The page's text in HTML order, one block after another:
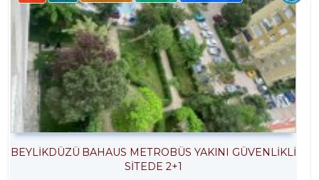
BEYLİKDÜZÜ BAHAUS METROBÜS YAKINI GÜVENLİKLİ
SİTEDE 2+1